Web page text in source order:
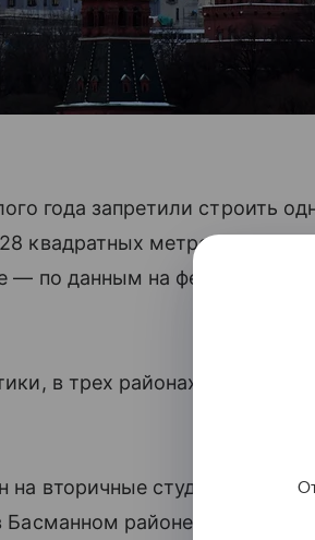
года запретили строить
квадратных метров. Это
— по данным на февраль,
в трех районах Москвы
вторичные студии с
районе